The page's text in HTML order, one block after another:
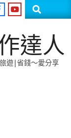
Search
達人
遊|省錢～愛分享